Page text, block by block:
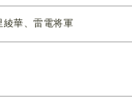
綾華、雷電将軍